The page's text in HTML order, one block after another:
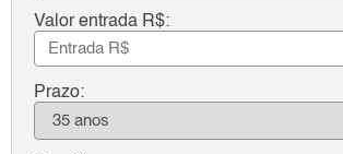
Valor entrada R$:
Prazo: